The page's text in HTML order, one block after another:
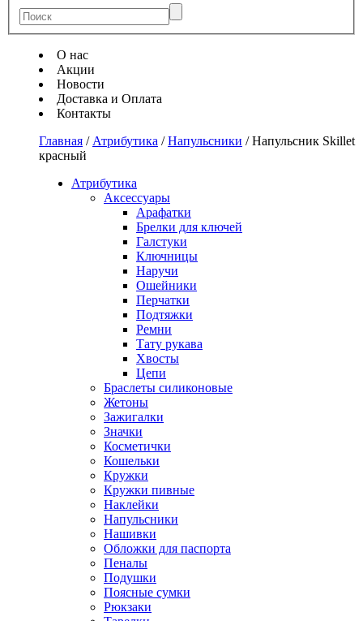
О нас
Акции
Новости
Доставка и Оплата
Контакты
Главная / Атрибутика /Напульсники /Напульсник Skillet
красный
Атрибутика
Аксессуары
Арафатки
Брелки для ключей
Галстуки
Ключницы
Наручи
Ошейники
Перчатки
Подтяжки
Ремни
Тату рукава
Хвосты
Цепи
Браслеты силиконовые
Жетоны
Зажигалки
Значки
Косметички
Кошельки
Кружки
Кружки пивные
Наклейки
Напульсники
Нашивки
Обложки для паспорта
Пеналы
Подушки
Поясные сумки
Рюкзаки